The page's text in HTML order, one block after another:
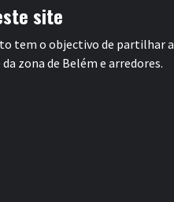
site
tem o objectivo de partilhar a
zona de Belém e arredores.